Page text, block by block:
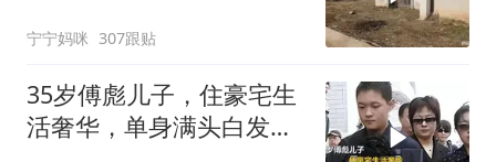
宁宁妈咪 307跟贴
35岁傅彪儿子，住豪宅生
活奢华，单身满头白发，